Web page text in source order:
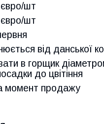
шт
шт
від данської
в горщик
до цвітіння
момент продажу